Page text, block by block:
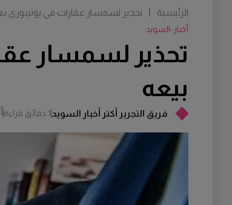
فريق التجرير أكتر أخبار السويد1 دقائق قراءة
تحذير لسمسار
بيعه
أخبار-السويد
الرئيسية تحذير لسمسار عقارات في يوتيبوري